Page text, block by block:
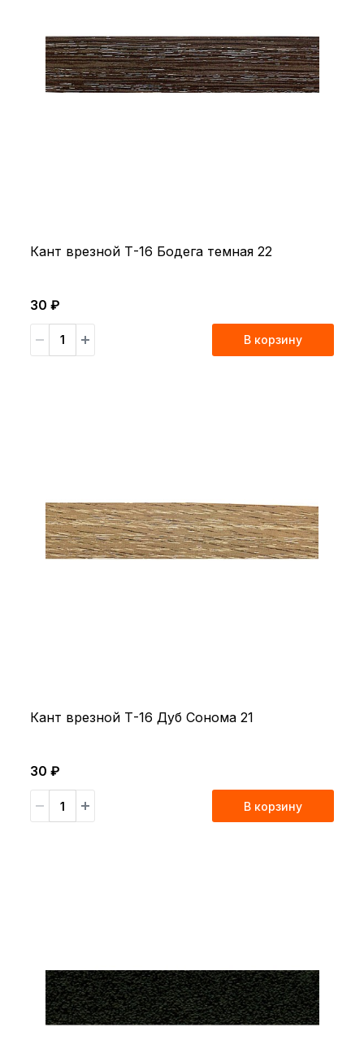
Кант врезной Т-16 Бодега темная 22
30 ₽
В корзину
Кант врезной Т-16 Дуб Сонома 21
30 ₽
В корзину